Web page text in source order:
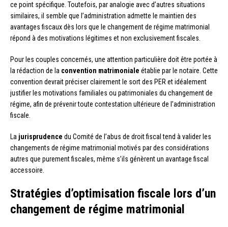
ce point spécifique. Toutefois, par analogie avec d’autres situations
similaires, il semble que l’administration admette le maintien des
avantages fiscaux dès lors que le changement de régime matrimonial
répond à des motivations légitimes et non exclusivement fiscales.
Pour les couples concernés, une attention particulière doit être portée à
la rédaction de la convention matrimoniale établie par le notaire. Cette
convention devrait préciser clairement le sort des PER et idéalement
justifier les motivations familiales ou patrimoniales du changement de
régime, afin de prévenir toute contestation ultérieure de l’administration
fiscale.
La jurisprudence du Comité de l’abus de droit fiscal tend à valider les
changements de régime matrimonial motivés par des considérations
autres que purement fiscales, même s’ils génèrent un avantage fiscal
accessoire.
Stratégies d’optimisation fiscale lors d’un
changement de régime matrimonial